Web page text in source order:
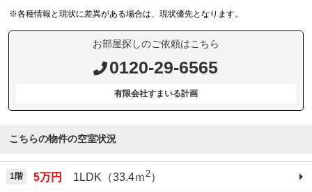
※各種情報と現状に差異がある場合は、現状優先となります。
お部屋探しのご依頼はこちら
0120-29-6565
有限会社すまいる計画
こちらの物件の空室状況
1階 5万円 1LDK（33.4ｍ2）